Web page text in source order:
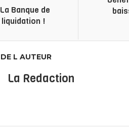
La Banque de
liquidation !
L AUTEUR
La Redaction